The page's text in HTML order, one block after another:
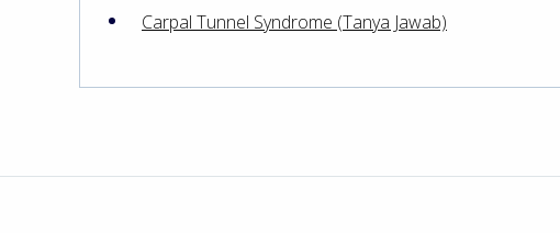
Carpal Tunnel Syndrome (Tanya Jawab)